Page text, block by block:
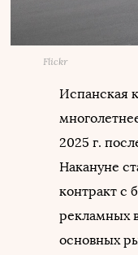
Flickr
Испанская
2025 г.
Накануне
контракт с
рекламных
основных